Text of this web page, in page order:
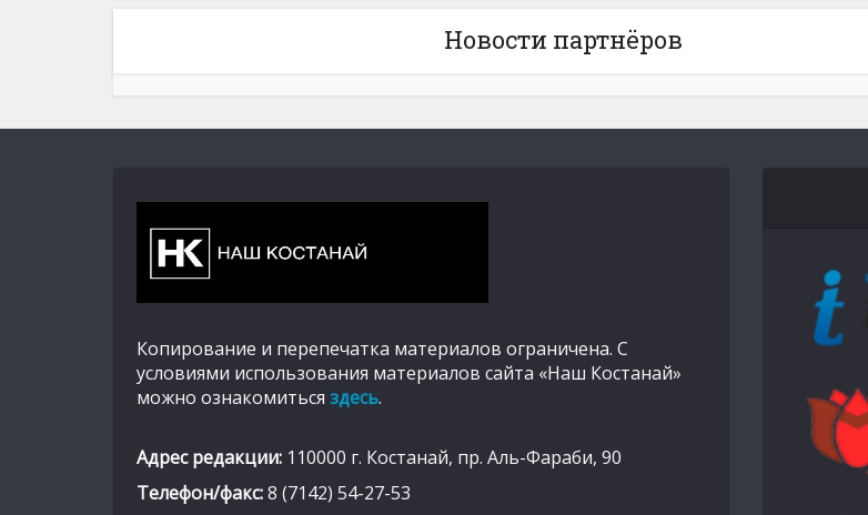
Новости партнёров
Копирование и перепечатка материалов ограничена. С
условиями использования материалов сайта «Наш Костанай»
можно ознакомиться здесь.
Адрес редакции: 110000 г. Костанай, пр. Аль-Фараби, 90
Телефон/факс:8 (7142) 54-27-53